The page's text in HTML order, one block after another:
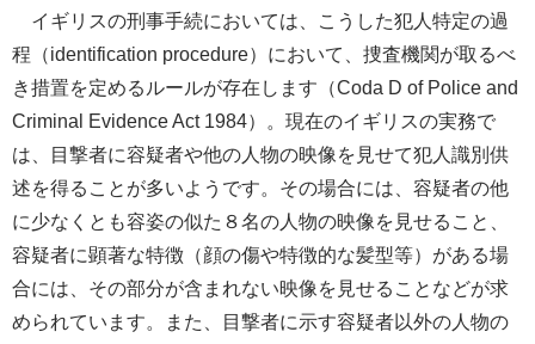
イギリスの刑事手続においては、こうした犯人特定の過
程（identification procedure）において、捜査機関が取るべ
き措置を定めるルールが存在します（Coda D of Police and
Criminal Evidence Act 1984）。現在のイギリスの実務で
は、目撃者に容疑者や他の人物の映像を見せて犯人識別供
述を得ることが多いようです。その場合には、容疑者の他
に少なくとも容姿の似た８名の人物の映像を見せること、
容疑者に顕著な特徴（顔の傷や特徴的な髪型等）がある場
合には、その部分が含まれない映像を見せることなどが求
められています。また、目撃者に示す容疑者以外の人物の